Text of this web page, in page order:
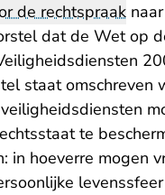
de rechtspraak
dat de Wet op
staat omschreven
te
in hoeverre mogen
levenssfeer